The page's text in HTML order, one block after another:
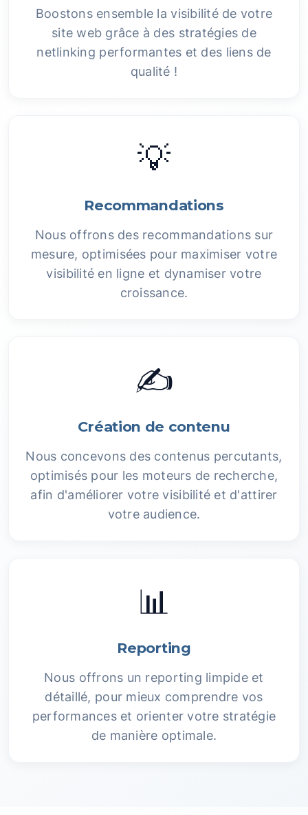
Boostons ensemble la visibilité de votre
site web grâce à des stratégies de
netlinking performantes et des liens de
qualité !
💡
Recommandations
Nous offrons des recommandations sur
mesure, optimisées pour maximiser votre
visibilité en ligne et dynamiser votre
croissance.
✍️
Création de contenu
Nous concevons des contenus percutants,
optimisés pour les moteurs de recherche,
afin d'améliorer votre visibilité et d'attirer
votre audience.
📊
Reporting
Nous offrons un reporting limpide et
détaillé, pour mieux comprendre vos
performances et orienter votre stratégie
de manière optimale.